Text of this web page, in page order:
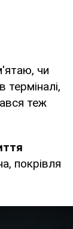
чи
терміналі,
теж
покрівля